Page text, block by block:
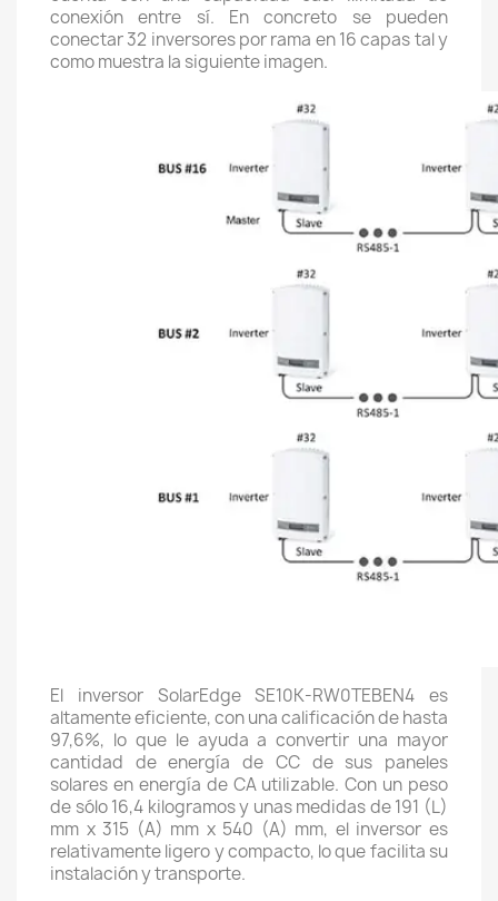
conexión entre sí. En concreto se pueden
conectar 32 inversores por rama en 16 capas tal y
como muestra la siguiente imagen.
El inversor SolarEdge SE10K-RW0TEBEN4 es
altamente eficiente, con una calificación de hasta
97,6%, lo que le ayuda a convertir una mayor
cantidad de energía de CC de sus paneles
solares en energía de CA utilizable. Con un peso
de sólo 16,4 kilogramos y unas medidas de 191 (L)
mm x 315 (A) mm x 540 (A) mm, el inversor es
relativamente ligero y compacto, lo que facilita su
instalación y transporte.